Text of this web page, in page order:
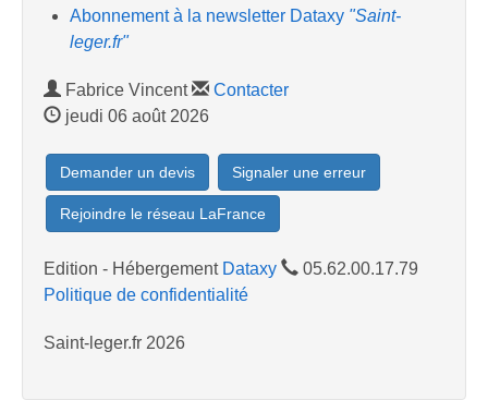
Abonnement à la newsletter Dataxy "Saint-
leger.fr"
Fabrice Vincent
Contacter
jeudi 06 août 2026
Demander un devis Signaler une erreur
Rejoindre le réseau LaFrance
Edition - Hébergement Dataxy
05.62.00.17.79
Politique de confidentialité
Saint-leger.fr 2026